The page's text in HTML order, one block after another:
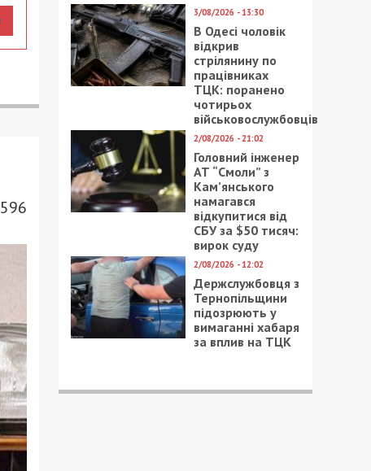
596
3/08/2026 - 13:30
В Одесі чоловік
відкрив
стрілянину по
працівниках
ТЦК: поранено
чотирьох
військовослужбовців
2/08/2026 - 21:02
Головний інженер
АТ “Смоли” з
Кам’янського
намагався
відкупитися від
СБУ за $50 тисяч:
вирок суду
2/08/2026 - 12:02
Держслужбовця з
Тернопільщини
підозрюють у
вимаганні хабаря
за вплив на ТЦК